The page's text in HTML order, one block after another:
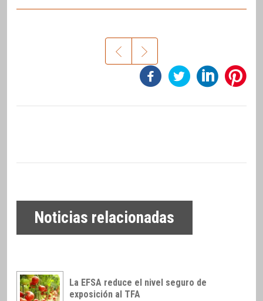
Noticias relacionadas
La EFSA reduce el nivel seguro de
exposición al TFA